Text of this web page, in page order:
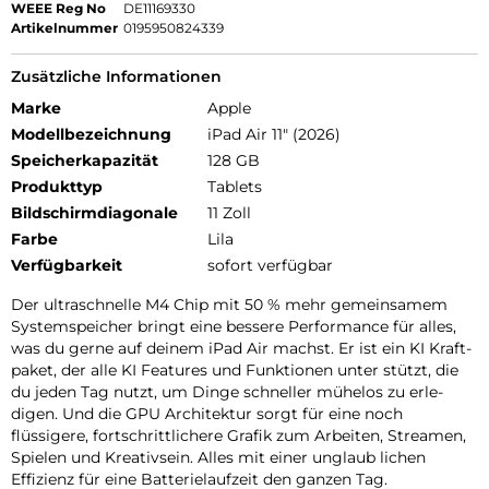
WEEE Reg No
DE11169330
Artikelnummer 0195950824339
Zusätzliche Informationen
Marke
Apple
Modellbezeichnung
iPad Air 11" (2026)
Speicherkapazität
128 GB
Produkttyp
Tablets
Bildschirmdiagonale
11 Zoll
Farbe
Lila
Verfügbarkeit
sofort verfügbar
Der ultra­schnelle M4 Chip mit 50 % mehr gemein­samem
Systemspeicher bringt eine bessere Per­for­mance für alles,
was du gerne auf deinem iPad Air machst. Er ist ein KI Kraft­
paket, der alle KI Features und Funk­tionen unter stützt, die
du jeden Tag nutzt, um Dinge schneller mühelos zu erle­
digen. Und die GPU Archi­tektur sorgt für eine noch
flüssigere, fort­schritt­lichere Grafik zum Arbeiten, Streamen,
Spielen und Kreativ­sein. Alles mit einer unglaub lichen
Effizienz für eine Batterie­laufzeit den ganzen Tag.